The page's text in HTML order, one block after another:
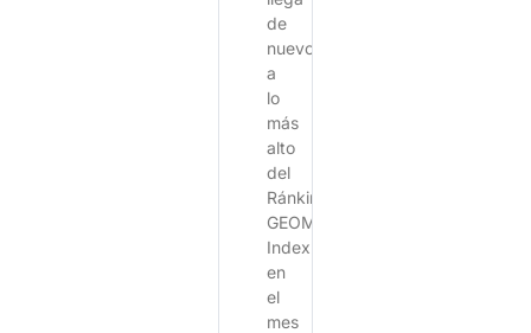
de
nuevo
a
lo
más
alto
del
Ránking
GEOM
Index
en
el
mes